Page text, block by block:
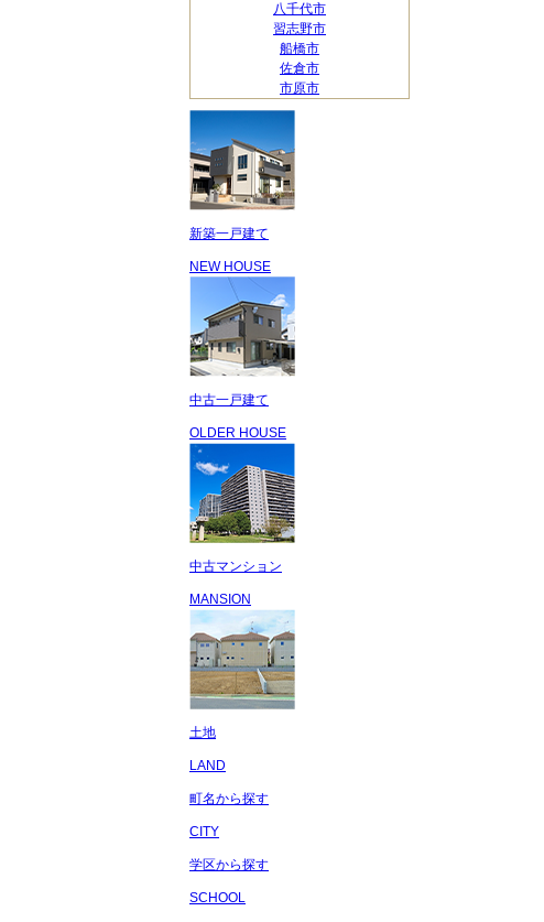
八千代市
習志野市
船橋市
佐倉市
市原市
新築一戸建て
NEW HOUSE
中古一戸建て
OLDER HOUSE
中古マンション
MANSION
土地
LAND
町名から探す
CITY
学区から探す
SCHOOL